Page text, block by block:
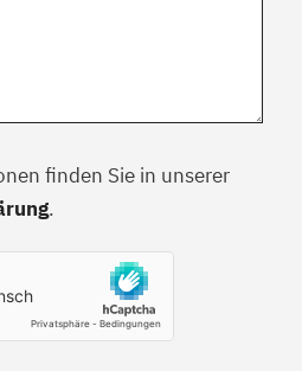
finden Sie in unserer
.